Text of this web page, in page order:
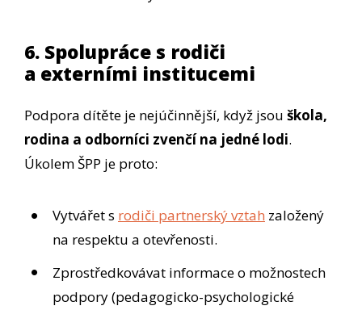
6. Spolupráce s rodiči
a externími institucemi
Podpora dítěte je nejúčinnější, když jsou škola,
rodina a odborníci zvenčí na jedné lodi.
Úkolem ŠPP je proto:
Vytvářet s rodiči partnerský vztah založený
na respektu a otevřenosti.
Zprostředkovávat informace o možnostech
podpory (pedagogicko-psychologické